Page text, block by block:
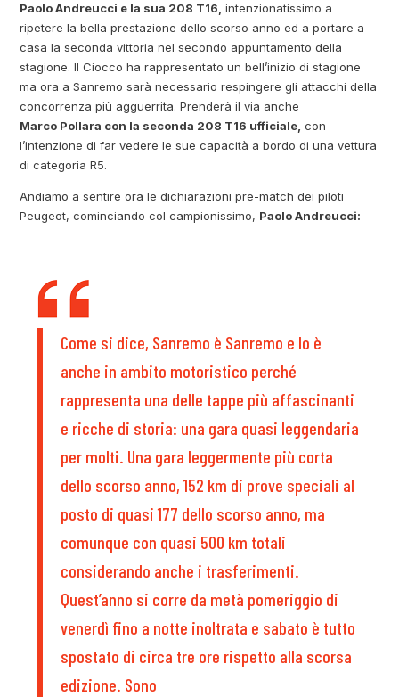
Paolo Andreucci e la sua 208 T16, intenzionatissimo a
ripetere la bella prestazione dello scorso anno ed a portare a
casa la seconda vittoria nel secondo appuntamento della
stagione. Il Ciocco ha rappresentato un bell’inizio di stagione
ma ora a Sanremo sarà necessario respingere gli attacchi della
concorrenza più agguerrita. Prenderà il via anche
Marco Pollara con la seconda 208 T16 ufficiale, con
l’intenzione di far vedere le sue capacità a bordo di una vettura
di categoria R5.
Andiamo a sentire ora le dichiarazioni pre-match dei piloti
Peugeot, cominciando col campionissimo, Paolo Andreucci:
Come si dice, Sanremo è Sanremo e lo è
anche in ambito motoristico perché
rappresenta una delle tappe più affascinanti
e ricche di storia: una gara quasi leggendaria
per molti. Una gara leggermente più corta
dello scorso anno, 152 km di prove speciali al
posto di quasi 177 dello scorso anno, ma
comunque con quasi 500 km totali
considerando anche i trasferimenti.
Quest’anno si corre da metà pomeriggio di
venerdì fino a notte inoltrata e sabato è tutto
spostato di circa tre ore rispetto alla scorsa
edizione. Sono